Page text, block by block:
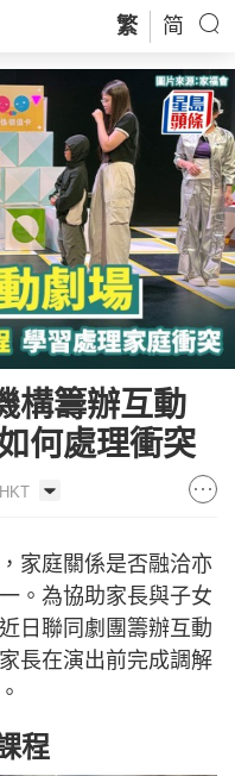
繁 简
構籌辦互動
何處理衝突
家庭關係是否融洽亦
。為協助家長與子女
日聯同劇團籌辦互動
長在演出前完成調解
程